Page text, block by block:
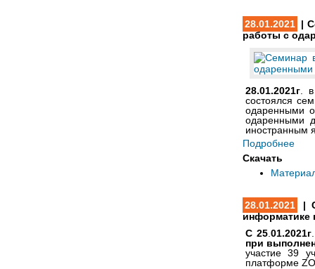
28.01.2021 |
работы с
28.01.2021г .
состоялся
одаренными
одаренными
иностранным
Подробнее
Скачать
28.01.2021
|
информатике
С 25. 01.2021г
при
участие 39
платформе